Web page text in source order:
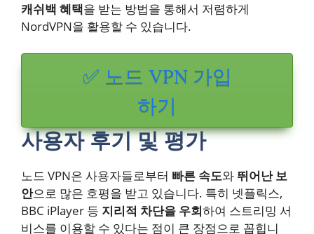
캐쉬백 혜택을 받는 방법을 통해서 저렴하게
NordVPN을 활용할 수 있습니다.
✅ 노드 VPN 가입
하기
사용자 후기 및 평가
노드 VPN은 사용자들로부터 빠른 속도와 뛰어난 보
안으로 많은 호평을 받고 있습니다. 특히 넷플릭스,
BBC iPlayer 등 지리적 차단을 우회하여 스트리밍 서
비스를 이용할 수 있다는 점이 큰 장점으로 꼽힙니